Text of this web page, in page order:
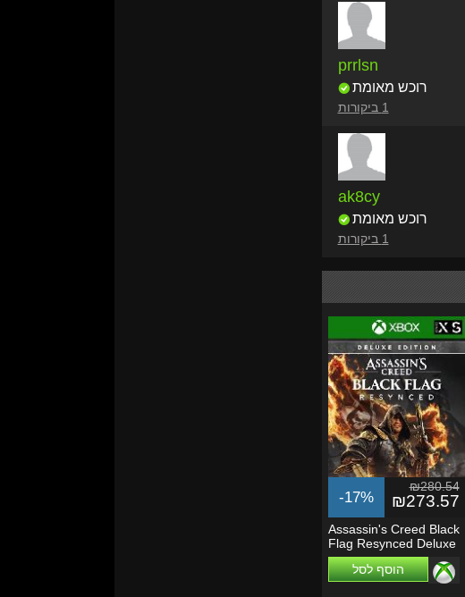
prrlsn
רוכש מאומת
1 ביקורות
ak8cy
רוכש מאומת
1 ביקורות
-17%
₪280.54
₪273.57
Assassin's Creed Black
Flag Resynced Deluxe
Edition -...
הוסף לסל